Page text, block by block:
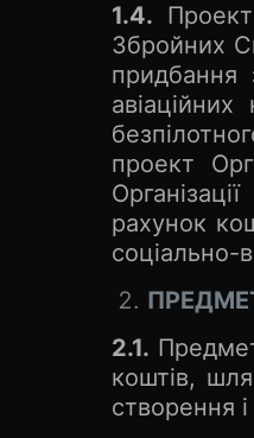
1.4.
Збройних
придбання
проект
рахунок
соціально-
2.1.
коштів,
створення